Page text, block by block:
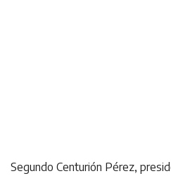
Segundo Centurión Pérez,